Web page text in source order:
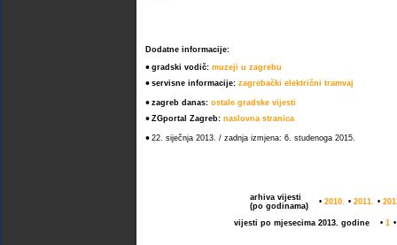
Dodatne informacije:
• gradski vodič: muzeji u zagrebu
• servisne informacije: zagrebački električni tramvaj
• zagreb danas: ostale gradske vijesti
• ZGportal Zagreb: naslovna stranica
• 22. siječnja 2013. / zadnja izmjena: 6. studenoga 2015.
arhiva vijesti
(po godinama)
• 2010. • 2011. •
vijesti po mjesecima 2013. godine • 1